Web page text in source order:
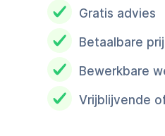
Gratis advies
Betaalbare
Bewerkbare
Vrijblijvende